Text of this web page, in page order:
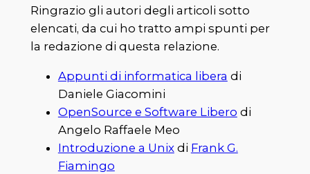
Ringrazio gli autori degli articoli sotto
elencati, da cui ho tratto ampi spunti per
la redazione di questa relazione.
Appunti di informatica libera di
Daniele Giacomini
OpenSource e Software Libero di
Angelo Raffaele Meo
Introduzione a Unixdi Frank G.
Fiamingo